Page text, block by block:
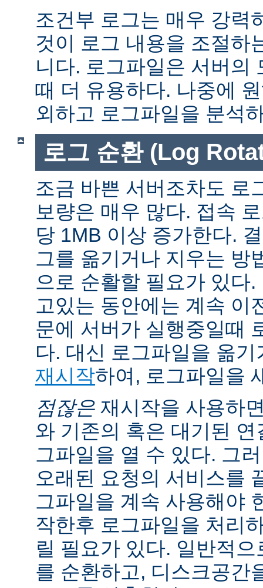
조건부 로그는 매우 강력
것이 로그 내용을 조절하
니다. 로그파일은 서버의
때 더 유용하다. 나중에
외하고 로그파일을 분석
로그 순환 (Log
조금 바쁜 서버조차도 로
보량은 매우 많다. 접속
당 1MB 이상 증가한다.
그를 옮기거나 지우는 방
으로 순활할 필요가 있다
고있는 동안에는 계속 이
문에 서버가 실행중일때
다. 대신 로그파일을 옮
재시작하여, 로그파일을
점잖은 재시작을 사용하
와 기존의 혹은 대기된
그파일을 열 수 있다. 그
오래된 요청의 서비스를
그파일을 계속 사용해야
작한후 로그파일을 처리
릴 필요가 있다. 일반적
를 순환하고, 디스크공간